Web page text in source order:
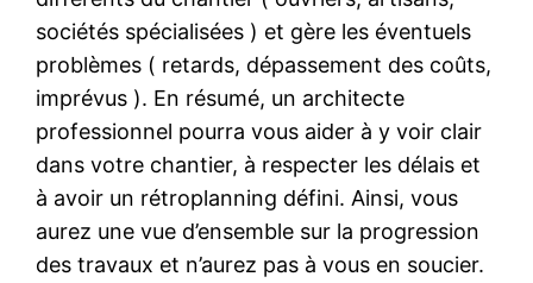
sociétés spécialisées ) et gère les éventuels
problèmes ( retards, dépassement des coûts,
imprévus ). En résumé, un architecte
professionnel pourra vous aider à y voir clair
dans votre chantier, à respecter les délais et
à avoir un rétroplanning défini. Ainsi, vous
aurez une vue d’ensemble sur la progression
des travaux et n’aurez pas à vous en soucier.